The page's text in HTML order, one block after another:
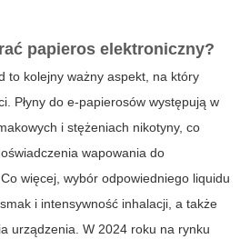
papieros elektroniczny?
to kolejny ważny aspekt, na który
Płyny do e-papierosów występują w
i stężeniach nikotyny, co
wapowania do
więcej, wybór odpowiedniego liquidu
i intensywność inhalacji, a także
urządzenia. W 2024 roku na rynku